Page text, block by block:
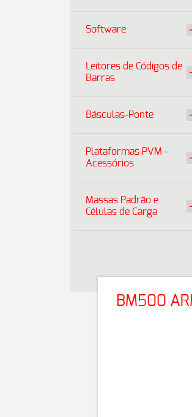
Software
Leitores de Códigos de
Barras
Básculas-Ponte
Plataformas PVM -
Acessórios
Massas Padrão e
Células de Carga
BM500